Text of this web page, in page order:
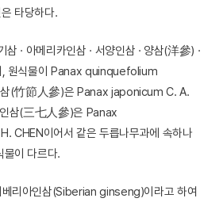
타당하다.
삼 · 아메리카인삼 · 서양인삼 · 양삼(洋參) ·
, 원식물이 Panax quinquefolium
삼(竹節人參)은 Panax japonicum C. A.
삼(三七人參)은 Panax
CHEN이어서 같은 두릅나무과에 속하나
물이 다르다.
리아인삼(Siberian ginseng)이라고 하여